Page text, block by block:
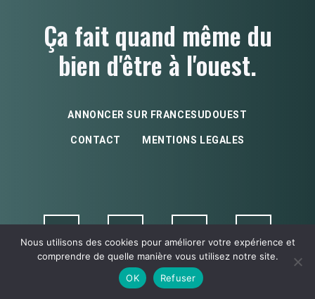
Ça fait quand même du
bien d'être à l'ouest.
ANNONCER SUR FRANCESUDOUEST
CONTACT MENTIONS LEGALES
Nous utilisons des cookies pour améliorer votre expérience et
comprendre de quelle manière vous utilisez notre site.
OK
Refuser